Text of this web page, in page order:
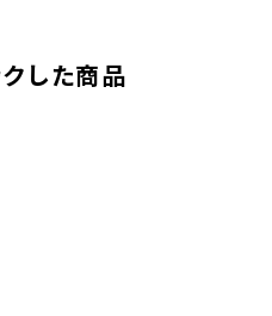
した商品